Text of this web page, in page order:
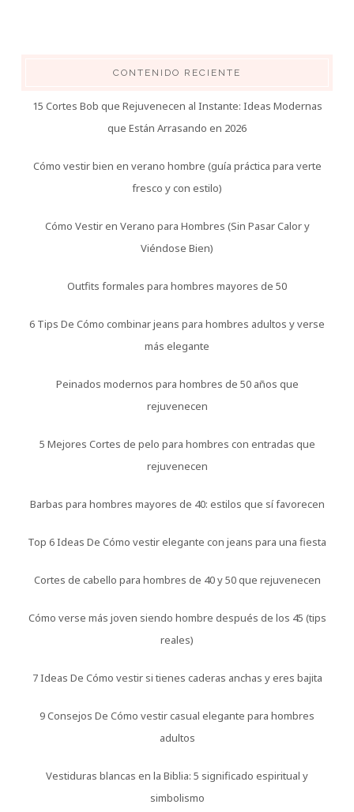
CONTENIDO RECIENTE
15 Cortes Bob que Rejuvenecen al Instante: Ideas Modernas
que Están Arrasando en 2026
Cómo vestir bien en verano hombre (guía práctica para verte
fresco y con estilo)
Cómo Vestir en Verano para Hombres (Sin Pasar Calor y
Viéndose Bien)
Outfits formales para hombres mayores de 50
6 Tips De Cómo combinar jeans para hombres adultos y verse
más elegante
Peinados modernos para hombres de 50 años que
rejuvenecen
5 Mejores Cortes de pelo para hombres con entradas que
rejuvenecen
Barbas para hombres mayores de 40: estilos que sí favorecen
Top 6 Ideas De Cómo vestir elegante con jeans para una fiesta
Cortes de cabello para hombres de 40 y 50 que rejuvenecen
Cómo verse más joven siendo hombre después de los 45 (tips
reales)
7 Ideas De Cómo vestir si tienes caderas anchas y eres bajita
9 Consejos De Cómo vestir casual elegante para hombres
adultos
Vestiduras blancas en la Biblia: 5 significado espiritual y
simbolismo